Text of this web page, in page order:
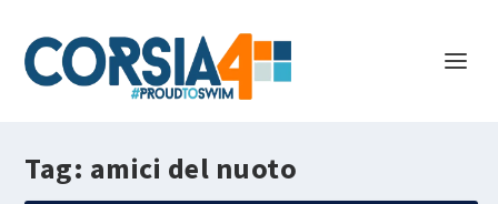
Tag: amici del nuoto